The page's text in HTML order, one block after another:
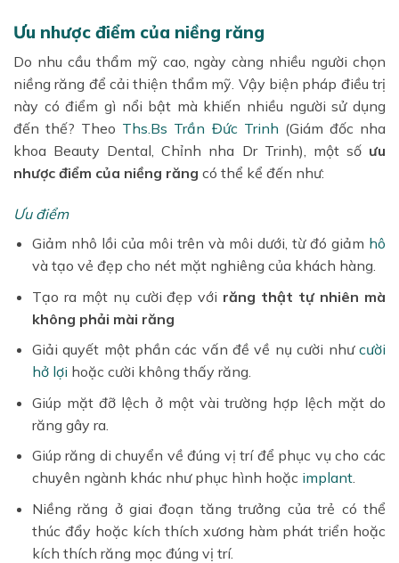
Ưu nhược điểm của niềng răng
Do nhu cầu thẩm mỹ cao, ngày càng nhiều người chọn
niềng răng để cải thiện thẩm mỹ. Vậy biện pháp điều trị
này có điểm gì nổi bật mà khiến nhiều người sử dụng
đến thế? Theo Ths.Bs Trần Đức Trinh (Giám đốc nha
khoa Beauty Dental, Chỉnh nha Dr Trinh), một số ưu
nhược điểm của niềng răng có thể kể đến như:
Ưu điểm
Giảm nhô lồi của môi trên và môi dưới, từ đó giảm hô
và tạo vẻ đẹp cho nét mặt nghiêng của khách hàng.
Tạo ra một nụ cười đẹp với răng thật tự nhiên mà
không phải mài răng
Giải quyết một phần các vấn đề về nụ cười như cười
hở lợi hoặc cười không thấy răng.
Giúp mặt đỡ lệch ở một vài trường hợp lệch mặt do
răng gây ra.
Giúp răng di chuyển về đúng vị trí để phục vụ cho các
chuyên ngành khác như phục hình hoặc implant.
Niềng răng ở giai đoạn tăng trưởng của trẻ có thể
thúc đẩy hoặc kích thích xương hàm phát triển hoặc
kích thích răng mọc đúng vị trí.